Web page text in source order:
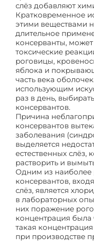
слёз добавляют
Кратковременное
этими веществами
длительное
консерванты,
токсические
роговицы,
яблока и
часть века
использующим
раз в день,
консервантов.
Причина
консервантов
заболевания
выделяется
естественных слёз,
растворить и
Одним из наиболее
консервантов,
слёз, является
в лабораторных
них поражение
концентрация была
такая
при производстве